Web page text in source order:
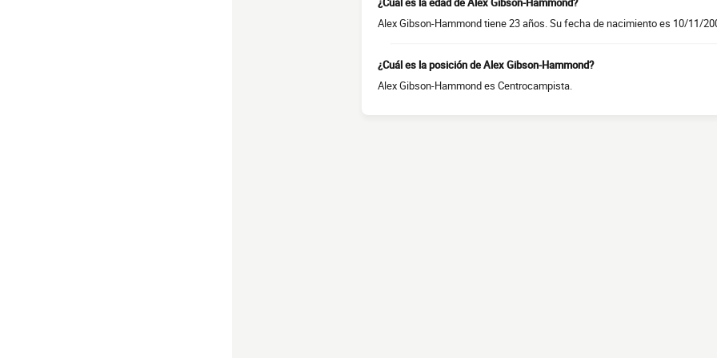
Alex Gibson-Hammond tiene 23 años. Su fecha de nacimiento es 10/11/
¿Cuál es la posición de Alex Gibson-Hammond?
Alex Gibson-Hammond es Centrocampista.